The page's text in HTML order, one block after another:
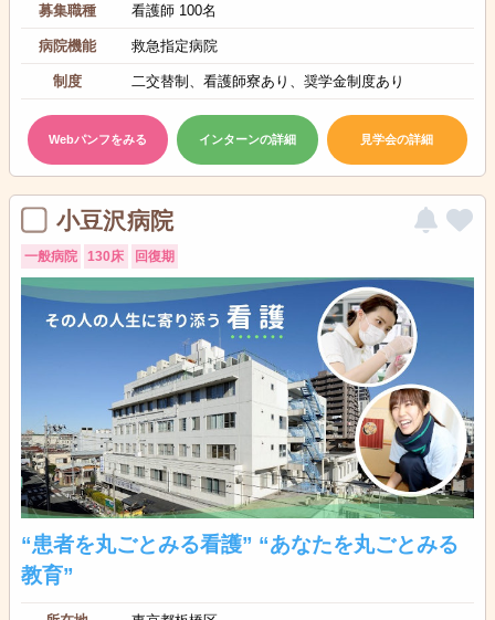
募集職種 看護師 100名
病院機能 救急指定病院
制度 二交替制、看護師寮あり、奨学金制度あり
Webパンフをみる インターンの詳細 見学会の詳細
小豆沢病院
一般病院 130床 回復期
“患者を丸ごとみる看護” “あなたを丸ごとみる
教育”